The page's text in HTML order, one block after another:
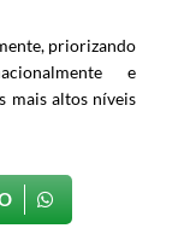
priorizando
e
mais altos níveis